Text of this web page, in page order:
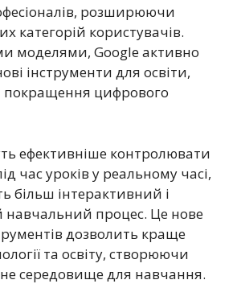
розширюючи
категорій користувачів.
моделями, Google активно
інструменти для освіти,
покращення цифрового
ефективніше контролювати
час уроків у реальному часі,
більш інтерактивний і
процес. Це нове
дозволить краще
та освіту, створюючи
середовище для навчання.